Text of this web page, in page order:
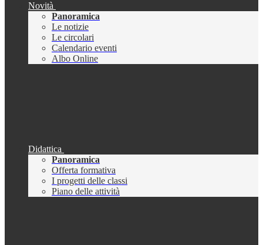
Novità
Panoramica
Le notizie
Le circolari
Calendario eventi
Albo Online
Didattica
Panoramica
Offerta formativa
I progetti delle classi
Piano delle attività